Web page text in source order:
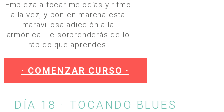
Empieza a tocar melodías y ritmo
a la vez, y pon en marcha esta
maravillosa adicción a la
armónica. Te sorprenderás de lo
rápido que aprendes.
· COMENZAR CURSO ·
DÍA 18 · TOCANDO BLUES